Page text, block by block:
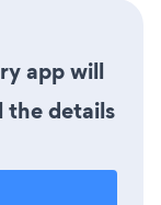
app will
the details